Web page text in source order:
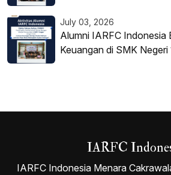
Investment Sekuritas
July 03, 2026
Alumni IARFC Indonesia
Keuangan di SMK Negeri
IARFC
IARFC Indonesia Menara